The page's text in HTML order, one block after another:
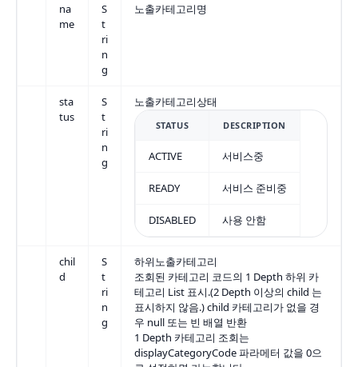
na
me
S
t
ri
n
g
노출카테고리명
sta
tus
S
t
ri
n
g
노출카테고리상태
STATUS DESCRIPTION
ACTIVE 서비스중
READY 서비스 준비중
DISABLED 사용 안함
chil
d
S
t
ri
n
g
하위노출카테고리
조회된 카테고리 코드의 1 Depth 하위 카
테고리 List 표시.(2 Depth 이상의 child 는
표시하지 않음.) child 카테고리가 없을 경
우 null 또는 빈 배열 반환
1 Depth 카테고리 조회는
displayCategoryCode 파라메터 값을 0으